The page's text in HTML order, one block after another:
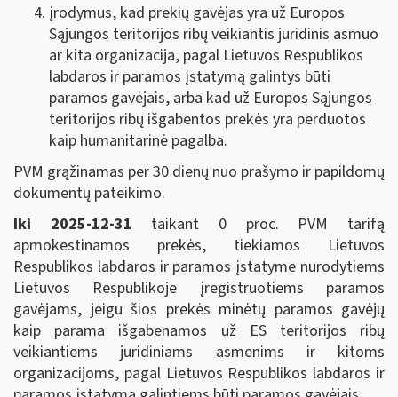
įrodymus, kad prekių gavėjas yra už Europos
Sąjungos teritorijos ribų veikiantis juridinis asmuo
ar kita organizacija, pagal Lietuvos Respublikos
labdaros ir paramos įstatymą galintys būti
paramos gavėjais, arba kad už Europos Sąjungos
teritorijos ribų išgabentos prekės yra perduotos
kaip humanitarinė pagalba.
PVM grąžinamas per 30 dienų nuo prašymo ir papildomų
dokumentų pateikimo.
Iki 2025-12-31 taikant 0 proc. PVM tarifą
apmokestinamos prekės, tiekiamos Lietuvos
Respublikos labdaros ir paramos įstatyme nurodytiems
Lietuvos Respublikoje įregistruotiems paramos
gavėjams, jeigu šios prekės minėtų paramos gavėjų
kaip parama išgabenamos už ES teritorijos ribų
veikiantiems juridiniams asmenims ir kitoms
organizacijoms, pagal Lietuvos Respublikos labdaros ir